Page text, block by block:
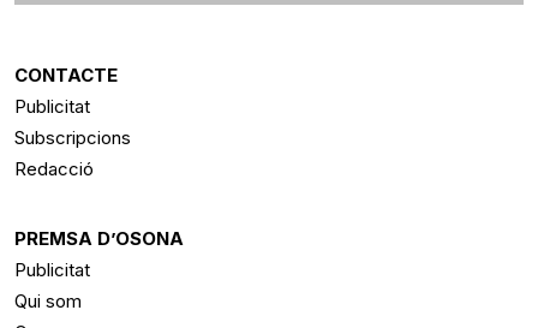
CONTACTE
Publicitat
Subscripcions
Redacció
PREMSA D’OSONA
Publicitat
Qui som